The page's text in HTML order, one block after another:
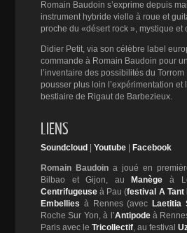
Romain Baudoin s’exprime depuis
instrument hybride vielle à roue et
proche du «désert rock », mystique
Didier Petit, via son célèbre label
commande à Romain Baudoin pour
l’inventaire des possibilités du
pousser plus loin l’expérimentation
bestiaire de Rigaut de Barbezieux.
LIENS
Soundcloud Youtube Facebook
Romain Baudoin a joué en
Bilbao et Gijon, au
Manège à
Centrifugeuse à Pau (festival A Tant
Embellies à Rennes (avec Laetitia
Roche Sur Yon, à l’Antipodeà
Paris avec le Tricollectif, au festival